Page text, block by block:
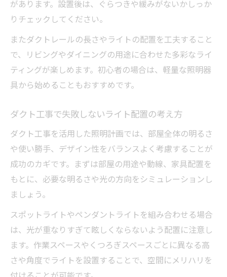
があります。設置後は、ぐらつきや緩みがないかしっか
りチェックしてください。
またダクトレールの長さやライトの配置を工夫すること
で、リビングやダイニングの用途に合わせた多彩なライ
ティングが楽しめます。初心者の場合は、軽量な照明器
具から始めることもおすすめです。
ダクト工事で失敗しないライト配置の考え方
ダクト工事を活用した照明計画では、部屋全体の明るさ
や使い勝手、デザイン性をバランスよく考慮することが
成功のカギです。まずは部屋の用途や動線、家具配置を
もとに、必要な明るさや光の方向をシミュレーションし
ましょう。
スポットライトやペンダントライトを組み合わせる場合
は、光が重なりすぎて眩しくならないよう配置に注意し
ます。作業スペースやくつろぎスペースごとに異なる高
さや角度でライトを設置することで、空間にメリハリを